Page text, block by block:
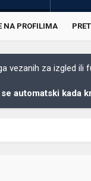
NA PROFILIMA
vezanih za izgled
automatski kada